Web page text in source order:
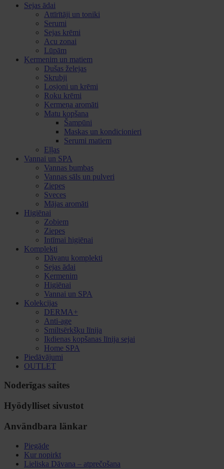
Sejas ādai
Attīrītāji un toniki
Serumi
Sejas krēmi
Acu zonai
Lūpām
Ķermenim un matiem
Dušas želejas
Skrubji
Losjoni un krēmi
Roku krēmi
Ķermeņa aromāti
Matu kopšana
Šampūni
Maskas un kondicionieri
Serumi matiem
Eļļas
Vannai un SPA
Vannas bumbas
Vannas sāls un pulveri
Ziepes
Sveces
Mājas aromāti
Higiēnai
Zobiem
Ziepes
Intīmai higiēnai
Komplekti
Dāvanu komplekti
Sejas ādai
Ķermenim
Higiēnai
Vannai un SPA
Kolekcijas
DERMA+
Anti-age
Smiltsērkšķu līnija
Ikdienas kopšanas līnija sejai
Home SPA
Piedāvājumi
OUTLET
Noderīgas saites
Hyödylliset sivustot
Användbara länkar
Piegāde
Kur nopirkt
Lieliska Dāvana – atprečošana